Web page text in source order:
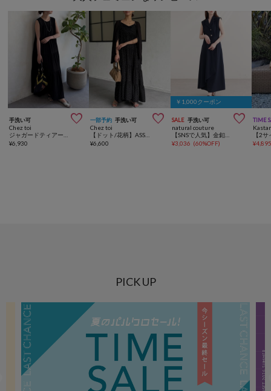
手洗い可 
Chez toi
¥6,930
一部予約 手洗い可 
Chez toi
¥6,600
￥1,000クーポン
SALE 手洗い可 
natural couture
【SNSで人気】金釦テーラーワンピース
¥3,036 (60%OFF)
TIME
¥
PICK UP